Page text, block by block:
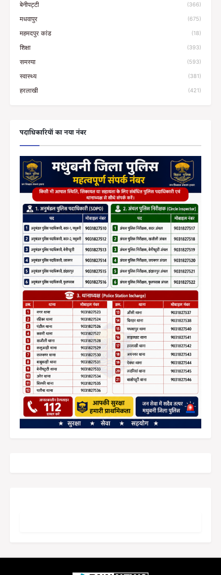
बेनीपट्टी (366)
मधवापुर (675)
महमदपुर कांड (18)
शिक्षा (393)
समस्या (593)
स्वास्थ्य (381)
हरलाखी (421)
पदाधिकारियों का नया नंबर